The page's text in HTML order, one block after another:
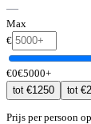
—
Max
€
€0€5000+
tot€1250 tot€
Prijs per persoon